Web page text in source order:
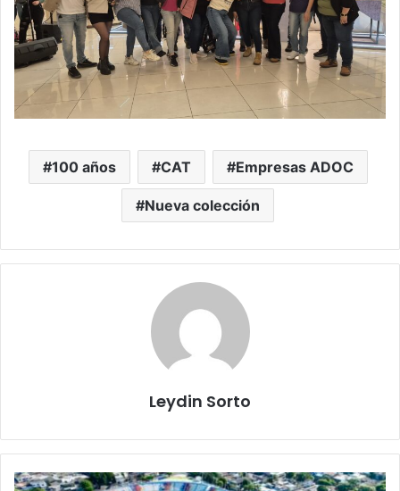
100 años CAT Empresas ADOC
Nueva colección
Leydin Sorto
La